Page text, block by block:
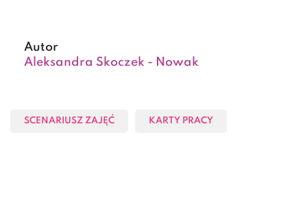
Autor
Aleksandra Skoczek - Nowak
SCENARIUSZ ZAJĘĆ KARTY PRACY